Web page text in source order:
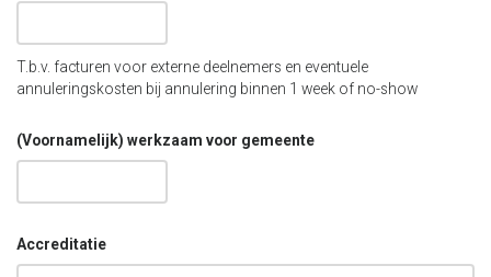
T.b.v. facturen voor externe deelnemers en eventuele
annuleringskosten bij annulering binnen 1 week of no-show
(Voornamelijk) werkzaam voor gemeente
Accreditatie